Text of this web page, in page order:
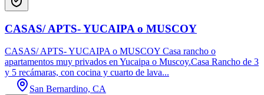
CASAS/ APTS- YUCAIPA o MUSCOY
CASAS/ APTS- YUCAIPA o MUSCOY Casa rancho o
apartamentos muy privados en Yucaipa o Muscoy.Casa Rancho de 3
y 5 recámaras, con cocina y cuarto de lava...
San Bernardino, CA